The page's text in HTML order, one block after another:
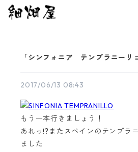
「シンフォニア テンプラニーリ
2017/06/13 08:43
もう一本行きましょう！
あれっ!?またスペインのテンプラ
ました